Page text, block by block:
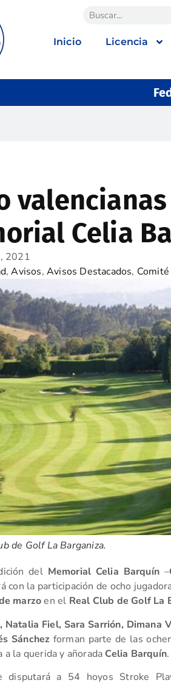
Inicio Licencia
Celia
2021
,Avisos,Avisos Destacados,
de Golf La Barganiza.
del Memorial Celia Barquín–
con la participación de ocho
marzoen el Real Club de Golf La
Natalia Fiel, Sara Sarrión,
Sánchez forman parte de las
a la querida y añorada Celia Barquín.
disputará a 54 hoyos Stroke